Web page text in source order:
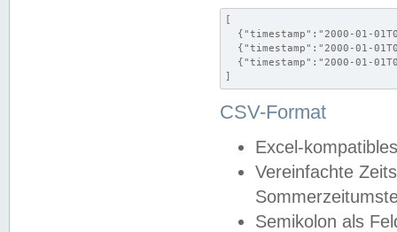
[
{"timestamp":"2000-01-
{"timestamp":"2000-01-
{"timestamp":"2000-01-
]
CSV-Format
Excel-
Vereinfachte
Semikolon als